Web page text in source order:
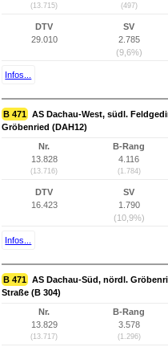
(13.715) (497)
DTV
29.010
SV
2.785
(9,6%)
Infos...
B 471 AS Dachau-West, südl.
Gröbenried (DAH12)
Nr.
13.828
(13.716)
B-Rang
4.116
(1.784)
DTV
16.423
SV
1.790
(10,9%)
Infos...
B 471 AS Dachau-Süd, nördl.
Straße (B 304)
Nr.
13.829
(13.717)
B-Rang
3.578
(1.296)